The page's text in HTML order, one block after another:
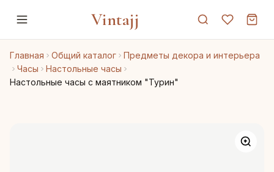
Vintajj
Главная Общий каталог
Предметы декора и интерьера
Часы
Настольные часы
Настольные часы с маятником "Турин"